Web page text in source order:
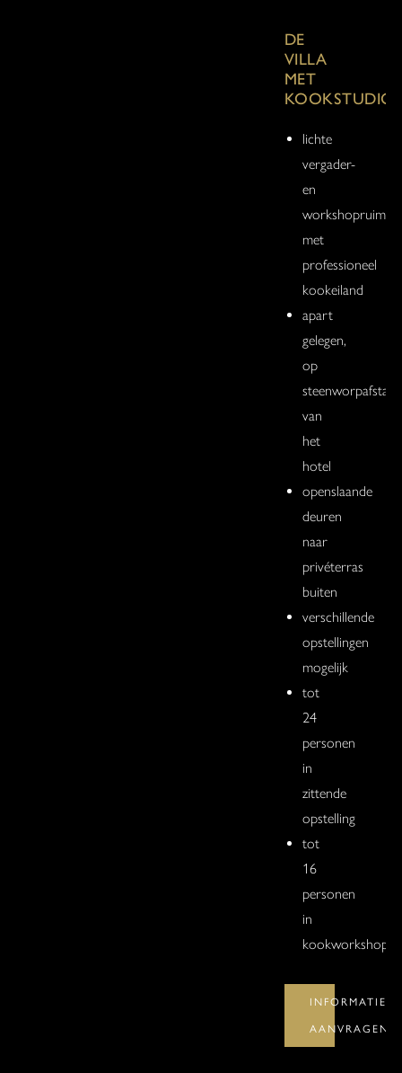
DE
VILLA
MET
KOOKSTUDIO
lichte
vergader-
en
workshopruimte
met
professioneel
kookeiland
apart
gelegen,
op
van
het
hotel
openslaande
deuren
naar
privéterras
buiten
verschillende
opstellingen
mogelijk
tot
24
personen
in
zittende
opstelling
tot
16
personen
in
kookworkshop
INFORMATIE
AANVRAGEN